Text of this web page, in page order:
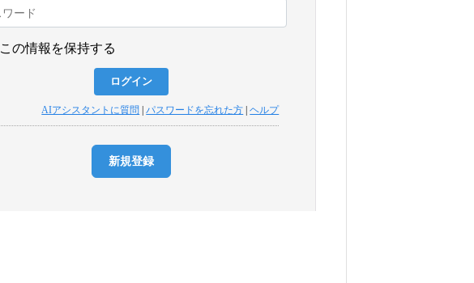
この情報を保持する
AIアシスタントに質問 |パスワードを忘れた方 |ヘルプ
新規登録